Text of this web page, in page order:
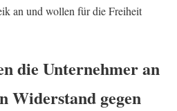
an und wollen für die Freiheit
die Unternehmer an
Widerstand gegen